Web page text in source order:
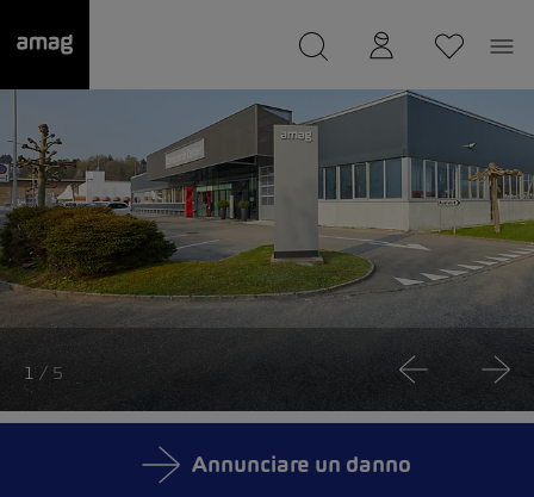
Il suo garage è stato salvato
1 / 5
Annunciare un danno